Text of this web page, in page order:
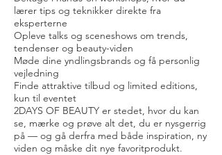
lærer tips og teknikker direkte fra
eksperterne
Opleve talks og sceneshows om trends,
tendenser og beauty-viden
Møde dine yndlingsbrands og få personlig
vejledning
Finde attraktive tilbud og limited editions,
kun til eventet
2DAYS OF BEAUTY er stedet, hvor du kan
se, mærke og prøve alt det, du er nysgerrig
på — og gå derfra med både inspiration, ny
viden og måske dit nye favoritprodukt.